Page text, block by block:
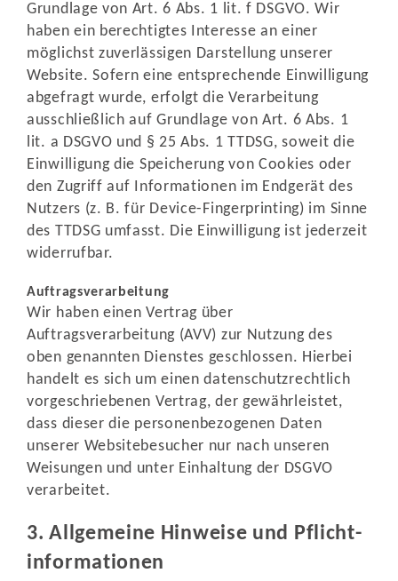
Grundlage von Art. 6 Abs. 1 lit. f DSGVO. Wir
haben ein berechtigtes Interesse an einer
möglichst zuverlässigen Darstellung unserer
Website. Sofern eine entsprechende Einwilligung
abgefragt wurde, erfolgt die Verarbeitung
ausschließlich auf Grundlage von Art. 6 Abs. 1
lit. a DSGVO und § 25 Abs. 1 TTDSG, soweit die
Einwilligung die Speicherung von Cookies oder
den Zugriff auf Informationen im Endgerät des
Nutzers (z. B. für Device-Fingerprinting) im Sinne
des TTDSG umfasst. Die Einwilligung ist jederzeit
widerrufbar.
Auftragsverarbeitung
Wir haben einen Vertrag über
Auftragsverarbeitung (AVV) zur Nutzung des
oben genannten Dienstes geschlossen. Hierbei
handelt es sich um einen datenschutzrechtlich
vorgeschriebenen Vertrag, der gewährleistet,
dass dieser die personenbezogenen Daten
unserer Websitebesucher nur nach unseren
Weisungen und unter Einhaltung der DSGVO
verarbeitet.
3. Allgemeine Hinweise und Pflicht­
informationen